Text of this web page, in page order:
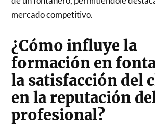
mercado competitivo.
¿Cómo influye la
formación en
la satisfacción del
en la reputación
profesional?